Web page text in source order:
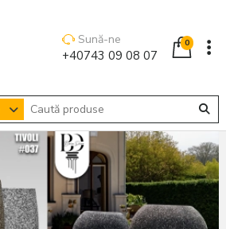
Sună-ne
+40743 09 08 07
0